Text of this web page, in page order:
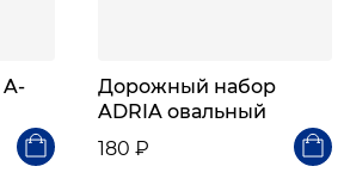
Дорожный набор
ADRIA овальный
180 ₽